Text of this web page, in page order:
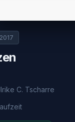
2017
C. Tscharre